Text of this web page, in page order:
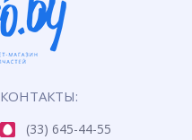
КОНТАКТЫ:
(33) 645-44-55